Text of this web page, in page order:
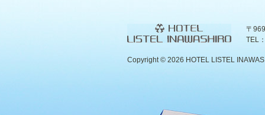
〒
TEL
Copyright © 2026 HOTEL LISTEL